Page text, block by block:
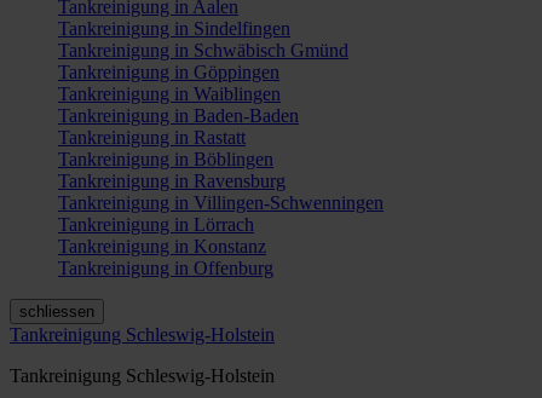
Tankreinigung in Aalen
Tankreinigung in Sindelfingen
Tankreinigung in Schwäbisch Gmünd
Tankreinigung in Göppingen
Tankreinigung in Waiblingen
Tankreinigung in Baden-Baden
Tankreinigung in Rastatt
Tankreinigung in Böblingen
Tankreinigung in Ravensburg
Tankreinigung in Villingen-Schwenningen
Tankreinigung in Lörrach
Tankreinigung in Konstanz
Tankreinigung in Offenburg
schliessen
Tankreinigung Schleswig-Holstein
Tankreinigung Schleswig-Holstein